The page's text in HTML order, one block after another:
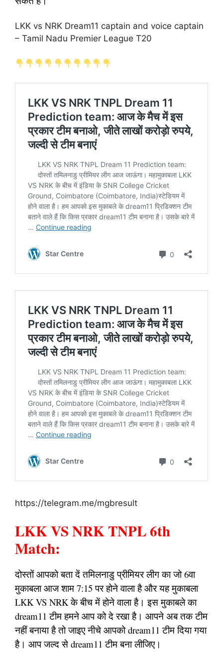
LKK vs NRK Dream11 captain and voice captain
– Tamil Nadu Premier League T20
https://telegram.me/mgbresult
LKK VS NRK TNPL 6th
Match:
दोस्तों आपको बता दें तमिलनाडु प्रीमियर लीग का जो 6वा
मुकाबला आज शाम 7:15 पर होने वाला है और यह मुकाबला
LKK VS NRK के बीच में होने वाला है। इस मुकाबले का
dream11 टीम हमने आप को दे रखा है। आपने अब तक टीम
नहीं बनाया है तो जाइए नीचे आपको dream11 टीम दिया गया
है। आप जल्द से dream11 टीम बना लीजिए।